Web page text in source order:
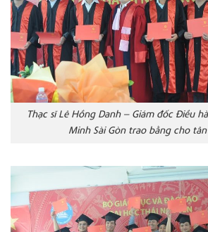
Thạc sĩ Lê Hồng Danh – Giám đốc Điều
Minh Sài Gòn trao bằng cho